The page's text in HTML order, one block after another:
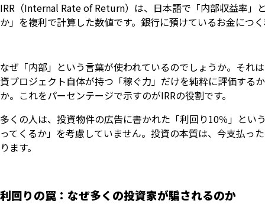
IRR（Internal Rate of Return）は、日本語で「内部収益率」
か」を複利で計算した数値です。銀行に預けているお金につ
なぜ「内部」という言葉が使われているのでしょうか。それ
資プロジェクト自体が持つ「稼ぐ力」だけを純粋に評価する
か。これをパーセンテージで示すのがIRRの役割です。
多くの人は、投資物件の広告に書かれた「利回り10％」とい
ってくるか」を考慮していません。投資の本質は、今支払っ
ります。
利回りの罠：なぜ多くの投資家が騙されるのか